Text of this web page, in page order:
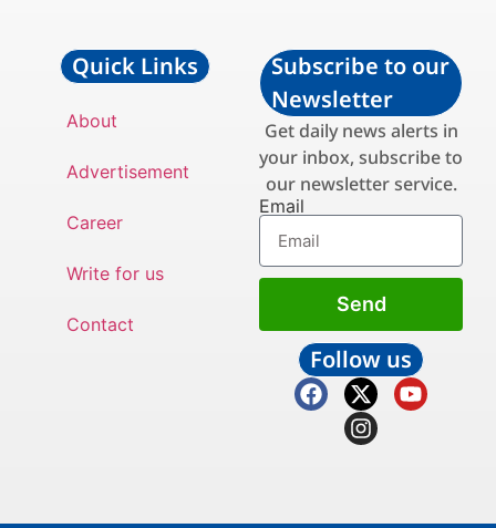
Quick Links
About
Advertisement
Career
Write for us
Contact
Subscribe to our
Newsletter
Get daily news alerts in
your inbox, subscribe to
our newsletter service.
Email
Send
Follow us